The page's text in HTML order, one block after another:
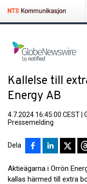
Kallelse till
Energy AB
4.7.2024 16:45:00 CEST
Pressemelding
Dela
Aktieägarna i Orrön
kallas härmed till extra